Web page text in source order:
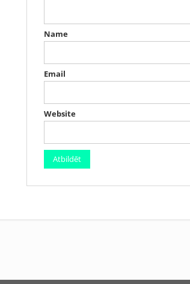
Name
Email
Website